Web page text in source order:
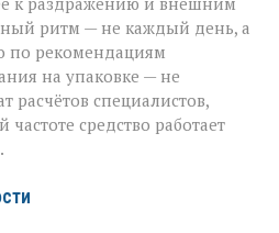
ритм — не каждый день, а
по рекомендациям
на упаковке — не
расчётов специалистов,
средство работает